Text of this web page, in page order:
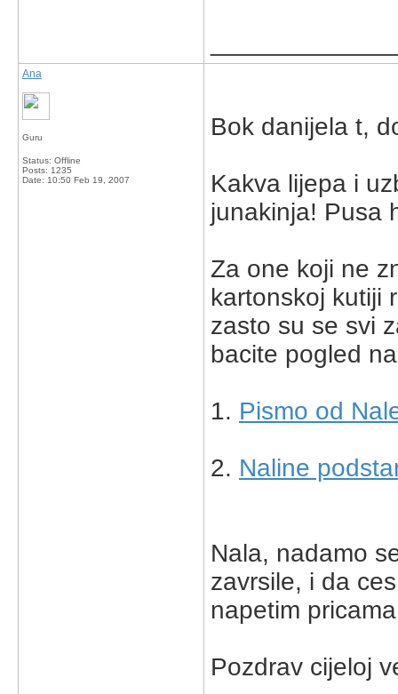
Ana
Guru
Status: Offline
Posts: 1235
Date: 10:50 Feb 19, 2007
Bok danijela t,
Kakva lijepa i
junakinja! Pusa
Za one koji ne
kartonskoj kutiji
zasto su se svi
bacite pogled
1. Pismo od
2. Naline
Nala, nadamo
zavrsile, i da
napetim
Pozdrav cijeloj